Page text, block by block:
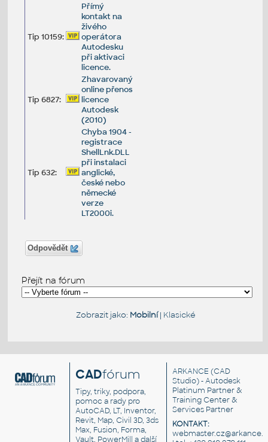
Tip 10159:
Přímý
kontakt na
živého
operátora
Autodesku
při aktivaci
licence.
Tip 6827:
Zhavarovaný
online přenos
licence
Autodesk
(2010)
Tip 632:
Chyba 1904 -
registrace
ShellLnk.DLL
při instalaci
anglické,
české nebo
německé
verze
LT2000i.
Odpovědět
Přejít na fórum
Zobrazit jako: Mobilní| Klasické
CADfórum
Tipy, triky, podpora,
pomoc a rady pro
AutoCAD, LT, Inventor,
Revit, Map, Civil 3D, 3ds
Max, Fusion, Forma,
Vault, PowerMill a další
ARKANCE (CAD
Studio) - Autodesk
Platinum Partner &
Training Center &
Services Partner
KONTAKT: